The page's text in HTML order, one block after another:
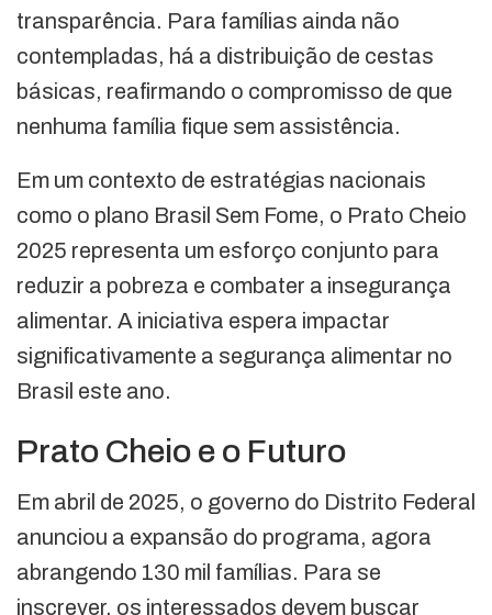
transparência. Para famílias ainda não
contempladas, há a distribuição de cestas
básicas, reafirmando o compromisso de que
nenhuma família fique sem assistência.
Em um contexto de estratégias nacionais
como o plano Brasil Sem Fome, o Prato Cheio
2025 representa um esforço conjunto para
reduzir a pobreza e combater a insegurança
alimentar. A iniciativa espera impactar
significativamente a segurança alimentar no
Brasil este ano.
Prato Cheio e o Futuro
Em abril de 2025, o governo do Distrito Federal
anunciou a expansão do programa, agora
abrangendo 130 mil famílias. Para se
inscrever, os interessados devem buscar